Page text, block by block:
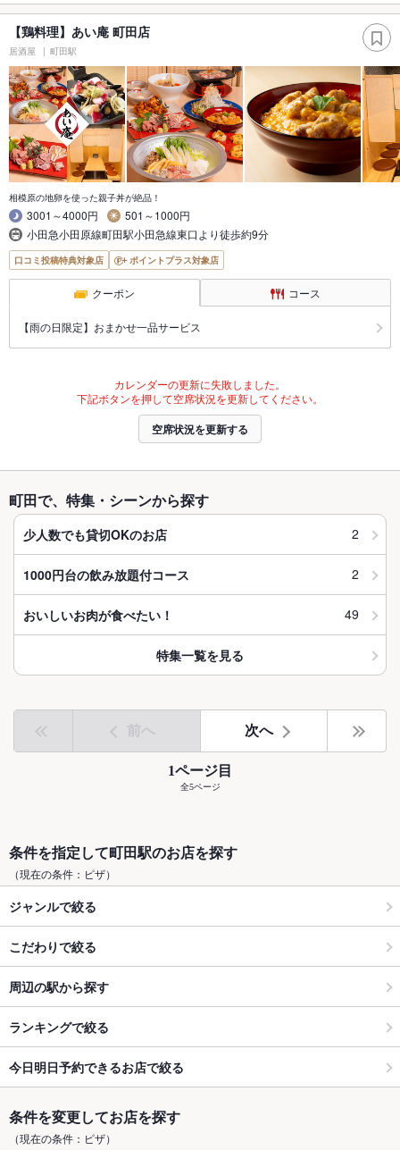
【鶏料理】あい庵 町田店
居酒屋 町田駅
相模原の地卵を使った親子丼が絶品！
3001～4000円
501～1000円
小田急小田原線町田駅小田急線東口より徒歩約9分
口コミ投稿特典対象店 ポイントプラス対象店
クーポン コース
【雨の日限定】おまかせ一品サービス
カレンダーの更新に失敗しました。
下記ボタンを押して空席状況を更新してください。
空席状況を更新する
町田で、特集・シーンから探す
少人数でも貸切OKのお店 2
1000円台の飲み放題付コース 2
おいしいお肉が食べたい！ 49
特集一覧を見る
前へ 次へ
1ページ目
全5ページ
条件を指定して町田駅のお店を探す
（現在の条件：ピザ）
ジャンルで絞る
こだわりで絞る
周辺の駅から探す
ランキングで絞る
今日明日予約できるお店で絞る
条件を変更してお店を探す
（現在の条件：ピザ）